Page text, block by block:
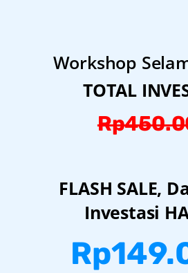
Workshop
TOTAL
FLASH SALE,
Investasi